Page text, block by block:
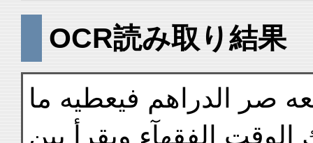
OCR読み取り結果
صر الدراهم فيعطيه ما
الفقهآء ويقرأ بين